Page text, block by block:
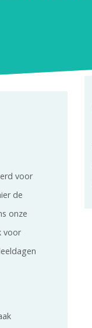
voor
de
onze
voor